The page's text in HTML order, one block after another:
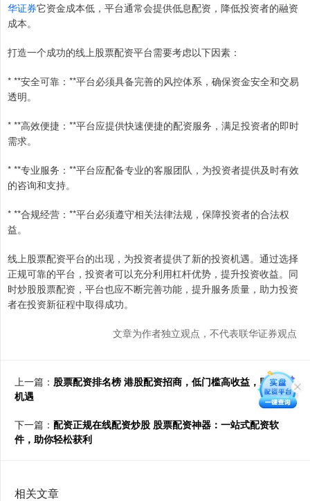
华证券它资金成本低，平台通常会提供低息配资，降低投资者的融资
成本。
打造一个成功的线上股票配资平台需要考虑以下因素：
* **安全可靠：**平台必须具备完善的风控体系，确保资金安全和交易
透明。
* **高效便捷：**平台应提供快速便捷的配资服务，满足投资者的即时
需求。
* **专业服务：**平台应配备专业的客服团队，为投资者提供及时有效
的咨询和支持。
* **合规经营：**平台必须遵守相关法律法规，保障投资者的合法权
益。
线上股票配资平台的出现，为投资者提供了新的投资机遇。通过选择
正规可靠的平台，投资者可以充分利用杠杆优势，提升投资收益。同
时炒股股票配资，平台也应不断完善功能，提升服务质量，助力投资
者在投资新征程中取得成功。
文章为作者独立观点，不代表联华证券观点
上一篇： 股票配资排名榜 港股配资招商，低门槛高收益，财富新
机遇
下一篇： 配资正规在线配资炒股 股票配资神器：一站式配资软
件，助你轻松获利
相关文章